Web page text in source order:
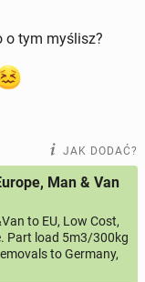
o tym myślisz?
JAK DODAĆ?
Man & Van
to EU, Low Cost,
Part load 5m3/300kg
to Germany,